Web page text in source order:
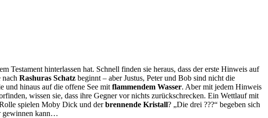
Testament hinterlassen hat. Schnell finden sie heraus, dass der erste Hinweis auf
nach Rashuras Schatz beginnt – aber Justus, Peter und Bob sind nicht die
und hinaus auf die offene See mit flammendem Wasser. Aber mit jedem Hinweis
wissen sie, dass ihre Gegner vor nichts zurückschrecken. Ein Wettlauf mit
spielen Moby Dick und derbrennende Kristall? „Die drei ???“ begeben sich
gewinnen kann…